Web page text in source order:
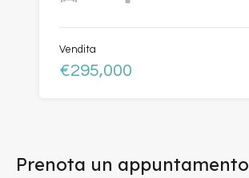
Vendita
€295,000
Prenota un appuntamento